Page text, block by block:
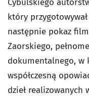
Cybulskiego
który
następnie pokaz
Zaorskiego,
dokumentalnego,
współczesną
dzieł realizowanych